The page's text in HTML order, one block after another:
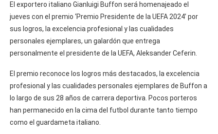
El exportero italiano Gianluigi Buffon será homenajeado el
jueves con el premio ‘Premio Presidente de la UEFA 2024’ por
sus logros, la excelencia profesional y las cualidades
personales ejemplares, un galardón que entrega
personalmente el presidente de la UEFA, Aleksander Ceferin.
El premio reconoce los logros más destacados, la excelencia
profesional y las cualidades personales ejemplares de Buffon a
lo largo de sus 28 años de carrera deportiva. Pocos porteros
han permanecido en la cima del futbol durante tanto tiempo
como el guardameta italiano.